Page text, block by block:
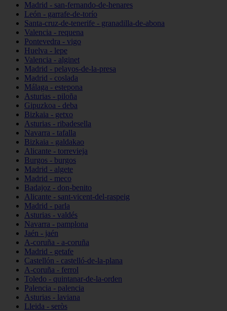
Madrid - san-fernando-de-henares
León - garrafe-de-torío
Santa-cruz-de-tenerife - granadilla-de-abona
Valencia - requena
Pontevedra - vigo
Huelva - lepe
Valencia - alginet
Madrid - pelayos-de-la-presa
Madrid - coslada
Málaga - estepona
Asturias - piloña
Gipuzkoa - deba
Bizkaia - getxo
Asturias - ribadesella
Navarra - tafalla
Bizkaia - galdakao
Alicante - torrevieja
Burgos - burgos
Madrid - algete
Madrid - meco
Badajoz - don-benito
Alicante - sant-vicent-del-raspeig
Madrid - parla
Asturias - valdés
Navarra - pamplona
Jaén - jaén
A-coruña - a-coruña
Madrid - getafe
Castellón - castelló-de-la-plana
A-coruña - ferrol
Toledo - quintanar-de-la-orden
Palencia - palencia
Asturias - laviana
Lleida - seròs